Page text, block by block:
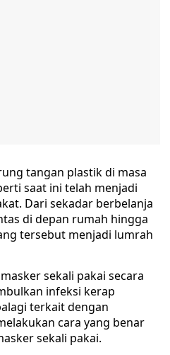
tangan plastik di masa
saat ini telah menjadi
Dari sekadar berbelanja
di depan rumah hingga
tersebut menjadi lumrah
sekali pakai secara
infeksi kerap
terkait dengan
cara yang benar
sekali pakai.